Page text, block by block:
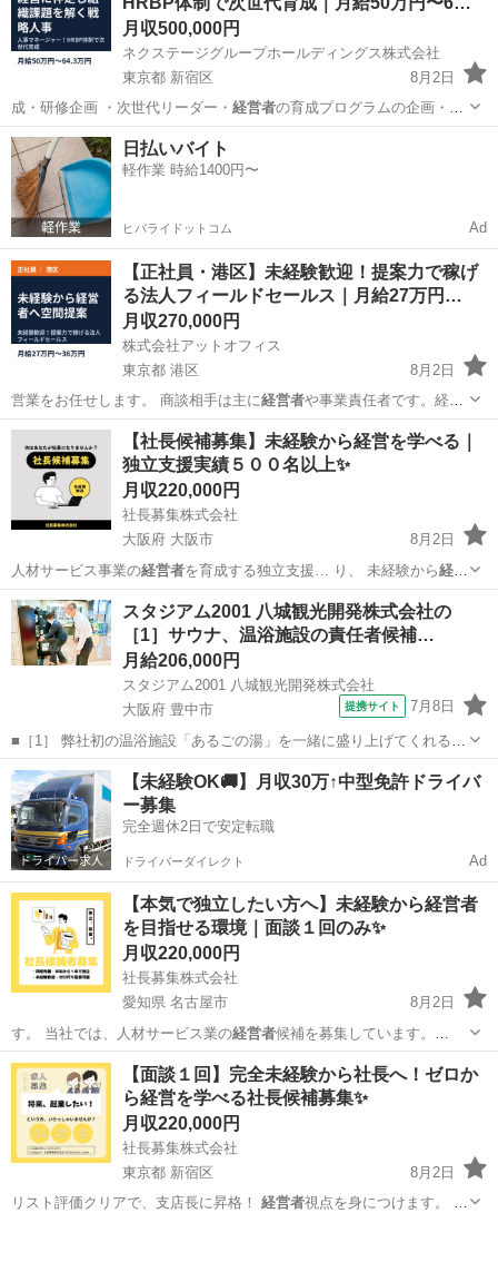
月収500,000円
ネクステージグループホールディングス株式会社
東京都 新宿区
8月2日
成・研修企画 ・次世代リーダー・ 経営者の育成プログラムの企画・運
営 ・グル…
東京 新宿区 企画 情報
日払いバイト
軽作業 時給1400円〜
ヒバライドットコム Ad
【正社員・港区】未経験歓迎！提案力で稼げ
る法人フィールドセールス｜月給27万円…
月収270,000円
株式会社アットオフィス
東京都 港区
8月2日
営業をお任せします。 商談相手は主に経営者や事業責任者です。経営
戦略や組織課題に…
東京 港区 営業 未経験
【社長候補募集】未経験から経営を学べる｜
独立支援実績５００名以上✨
月収220,000円
社長募集株式会社
大阪府 大阪市
8月2日
人材サービス事業の経営者を育成する独立支援… り、 未経験から経営
者を目指せる環境をご…
大阪 大阪市 その他
スタジアム2001 八城観光開発株式会社の
［1］サウナ、温浴施設の責任者候補…
月給206,000円
スタジアム2001 八城観光開発株式会社
大阪府 豊中市
提携サイト 7月8日
■［1］ 弊社初の温浴施設「あるごの湯」を一緒に盛り上げてくれる仲
間を募集します！ お客様対応はもちろん、スタッフの管理や設備チェ
ック、イベント企画まで、 幅広く関われるポジションです。 具体的に
は… 管理者としての役割 ・...
大阪 豊中市 一般事務
【未経験OK🚚】月収30万↑中型免許ドライバ
ー募集
完全週休2日で安定転職
ドライバーダイレクト Ad
【本気で独立したい方へ】未経験から経営者
を目指せる環境｜面談１回のみ✨
月収220,000円
社長募集株式会社
愛知県 名古屋市
8月2日
す。 当社では、人材サービス業の経営者候補を募集しています。
【ま…
愛知 名古屋市 その他 未経験
【面談１回】完全未経験から社長へ！ゼロか
ら経営を学べる社長候補募集✨
月収220,000円
社長募集株式会社
東京都 新宿区
8月2日
リスト評価クリアで、支店長に昇格！ 経営者視点を身につけます。 ↓